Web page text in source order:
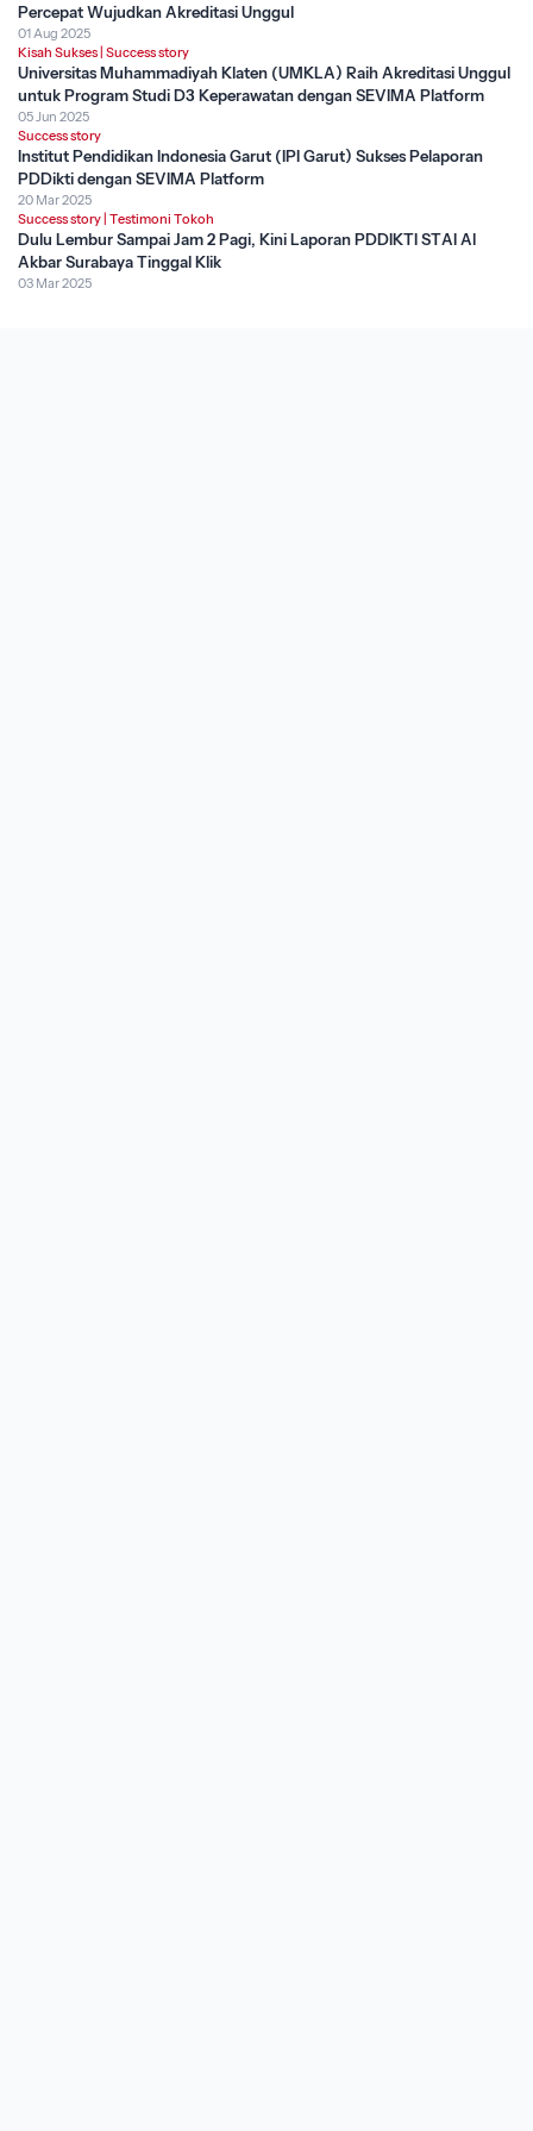
Percepat Wujudkan Akreditasi Unggul
01 Aug 2025
Kisah Sukses Success story
Universitas Muhammadiyah Klaten (UMKLA) Raih Akreditasi Unggul
untuk Program Studi D3 Keperawatan dengan SEVIMA Platform
05 Jun 2025
Success story
Institut Pendidikan Indonesia Garut (IPI Garut) Sukses Pelaporan
PDDikti dengan SEVIMA Platform
20 Mar 2025
Success story Testimoni Tokoh
Dulu Lembur Sampai Jam 2 Pagi, Kini Laporan PDDIKTI STAI Al
Akbar Surabaya Tinggal Klik
03 Mar 2025